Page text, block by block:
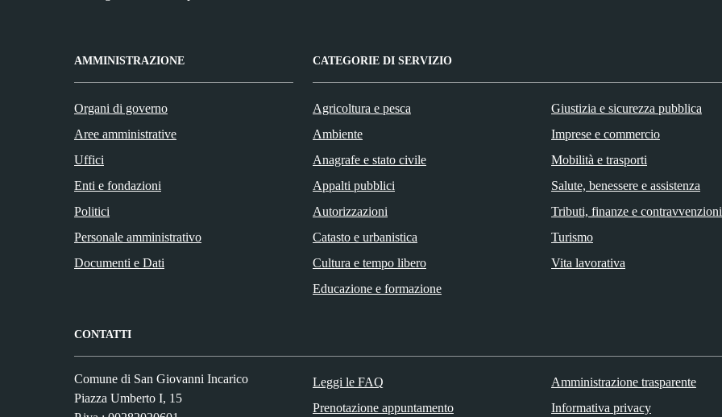
AMMINISTRAZIONE
Organi di governo
Aree amministrative
Uffici
Enti e fondazioni
Politici
Personale amministrativo
Documenti e Dati
CATEGORIE DI SERVIZIO
Agricoltura e pesca
Ambiente
Anagrafe e stato civile
Appalti pubblici
Autorizzazioni
Catasto e urbanistica
Cultura e tempo libero
Educazione e formazione
Giustizia e sicurezza pubblica
Imprese e commercio
Mobilità e trasporti
Salute, benessere e assistenza
Tributi, finanze e contravvenzioni
Turismo
Vita lavorativa
CONTATTI
Comune di San Giovanni Incarico
Piazza Umberto I, 15
Leggi le FAQ
Prenotazione appuntamento
Amministrazione trasparente
Informativa privacy